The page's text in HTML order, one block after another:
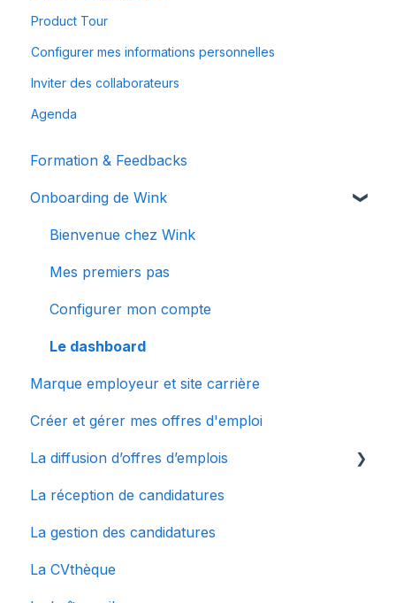
Product Tour
Configurer mes informations personnelles
Inviter des collaborateurs
Agenda
Formation & Feedbacks
Onboarding de Wink
Bienvenue chez Wink
Mes premiers pas
Configurer mon compte
Le dashboard
Marque employeur et site carrière
Créer et gérer mes offres d'emploi
La diffusion d’offres d’emplois
La multidiffusion
Connecter des sites d'emplois à Wink
La réception de candidatures
La gestion des candidatures
La CVthèque